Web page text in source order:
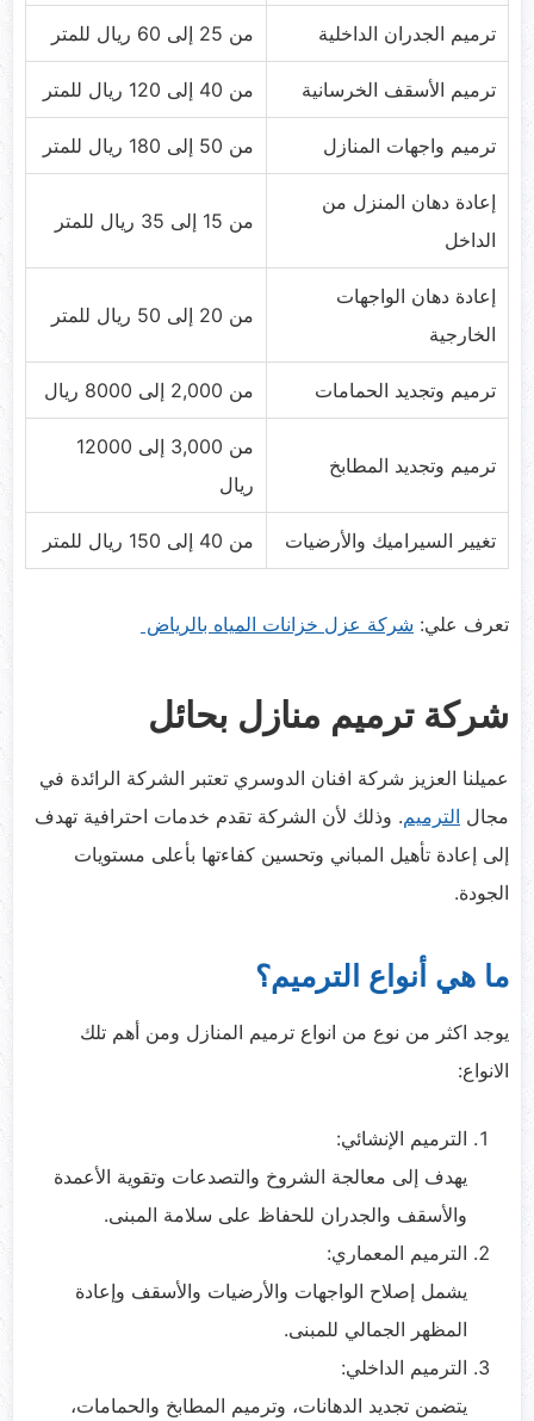
ترميم الجدران الداخلية من 25 إلى 60 ريال للمتر
ترميم الأسقف الخرسانية من 40 إلى 120 ريال للمتر
ترميم واجهات المنازل من 50 إلى 180 ريال للمتر
إعادة دهان المنزل من
الداخل
من 15 إلى 35 ريال للمتر
إعادة دهان الواجهات
الخارجية
من 20 إلى 50 ريال للمتر
ترميم وتجديد الحمامات من 2,000 إلى 8000 ريال
ترميم وتجديد المطابخ
من 3,000 إلى 12000
ريال
تغيير السيراميك والأرضيات من 40 إلى 150 ريال للمتر
تعرف علي: شركة عزل خزانات المياه بالرياض
شركة ترميم منازل بحائل
عميلنا العزيز شركة افنان الدوسري تعتبر الشركة الرائدة في
مجال الترميم. وذلك لأن الشركة تقدم خدمات احترافية تهدف
إلى إعادة تأهيل المباني وتحسين كفاءتها بأعلى مستويات
الجودة.
ما هي أنواع الترميم؟
يوجد اكثر من نوع من انواع ترميم المنازل ومن أهم تلك
الانواع:
الترميم الإنشائي:
يهدف إلى معالجة الشروخ والتصدعات وتقوية الأعمدة
والأسقف والجدران للحفاظ على سلامة المبنى.
الترميم المعماري:
يشمل إصلاح الواجهات والأرضيات والأسقف وإعادة
المظهر الجمالي للمبنى.
الترميم الداخلي:
يتضمن تجديد الدهانات، وترميم المطابخ والحمامات،